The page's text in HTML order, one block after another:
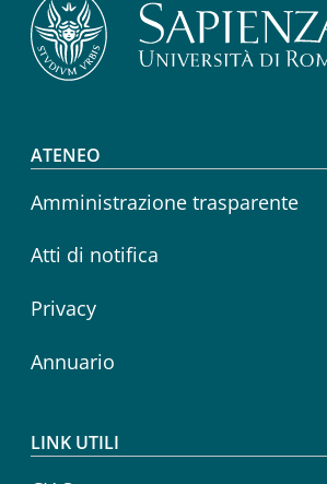
Footer menu
ATENEO
Amministrazione trasparente
Atti di notifica
Privacy
Annuario
LINK UTILI